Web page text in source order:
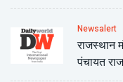
Newsalert
राजस्थान
पंचायत